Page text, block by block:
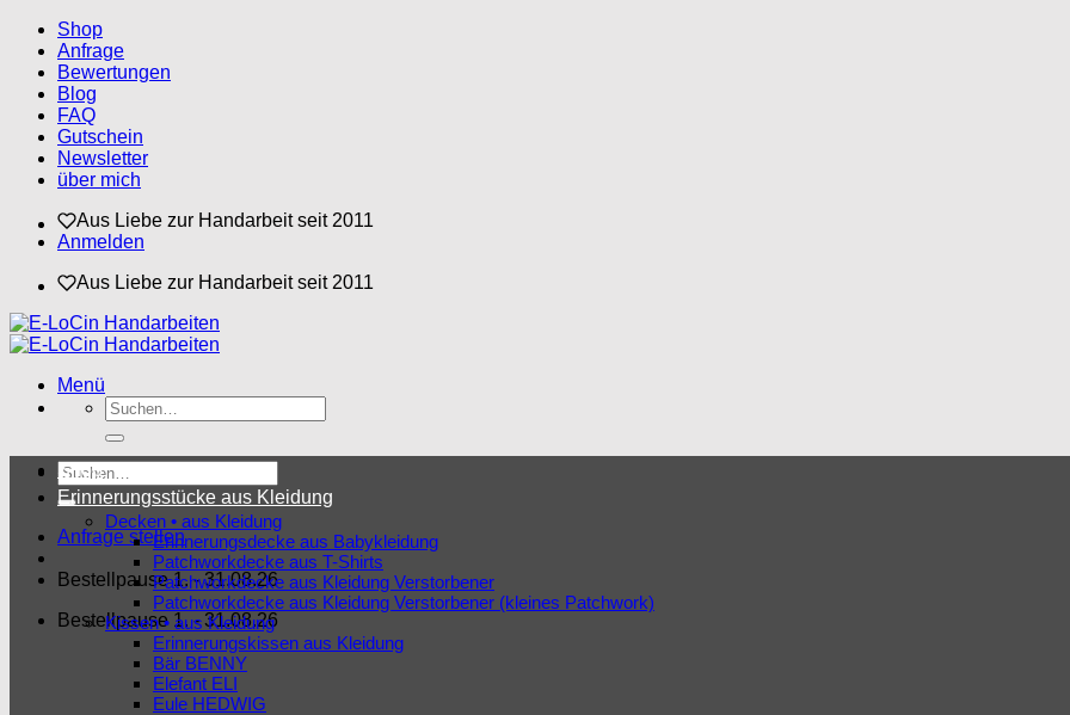
Zum
Inhalt
springen
Shop
Anfrage
Bewertungen
Blog
FAQ
Gutschein
Newsletter
über mich
Aus Liebe zur Handarbeit seit 2011
Anmelden
Aus Liebe zur Handarbeit seit 2011
Menü
Suchen
nach:
Suchen
nach:
Anfrage stellen
Bestellpause 1. - 31.08.26
Bestellpause 1. - 31.08.26
Shop
Erinnerungsstücke aus Kleidung
Decken • aus Kleidung
Erinnerungsdecke aus Babykleidung
Patchworkdecke aus T-Shirts
Patchworkdecke aus Kleidung Verstorbener
Patchworkdecke aus Kleidung Verstorbener (kleines Patchwork)
Kissen • aus Kleidung
Erinnerungskissen aus Kleidung
Bär BENNY
Elefant ELI
Eule HEDWIG